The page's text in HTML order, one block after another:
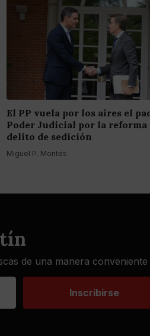
El PP vuela por los aires el
Poder Judicial por la reforma
delito de sedición
Miguel P. Montes
de una manera conveniente
Inscribirse